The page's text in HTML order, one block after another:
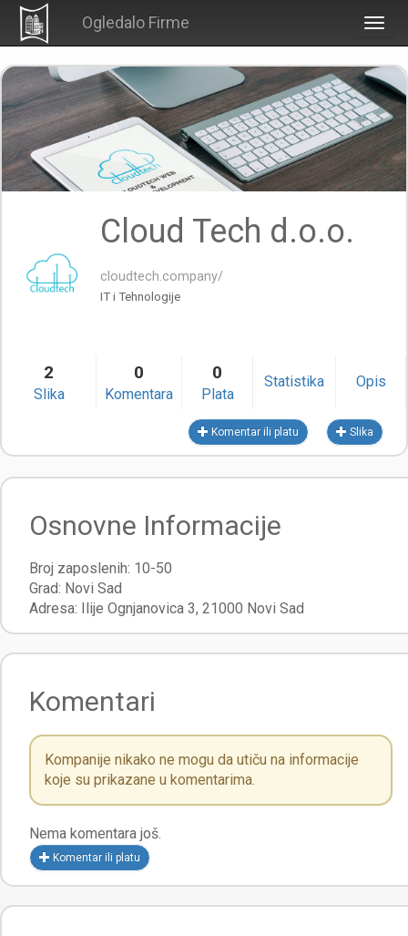
Ogledalo Firme
Cloud Tech d.o.o.
cloudtech.company/
IT i Tehnologije
2
Slika
0
Komentara
0
Plata
Statistika Opis
Komentar ili platu Slika
Osnovne Informacije
Broj zaposlenih: 10-50
Grad: Novi Sad
Adresa: Ilije Ognjanovica 3, 21000 Novi Sad
Komentari
Kompanije nikako ne mogu da utiču na informacije
koje su prikazane u komentarima.
Nema komentara još.
Komentar ili platu